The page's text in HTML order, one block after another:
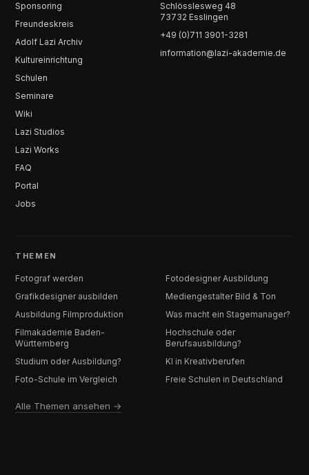
Sponsoring
Freundeskreis
Adolf Lazi Archiv
Kultureinrichtung
Schulen
Seminare
Wiki
Lazi Studios
Lazi Works
FAQ
Portal
Jobs
Schlösslesweg 48
73732 Esslingen
+49 (0)711 3901-3281
information@lazi-akademie.de
THEMEN
Fotograf werden
Fotodesigner Ausbildung
Grafikdesigner ausbilden
Mediengestalter Bild & Ton
Ausbildung Filmproduktion
Was macht ein Stagemanager?
Filmakademie Baden-
Württemberg
Hochschule oder
Berufsausbildung?
Studium oder Ausbildung?
KI in Kreativberufen
Foto-Schule im Vergleich
Freie Schulen in Deutschland
Alle Themen ansehen →